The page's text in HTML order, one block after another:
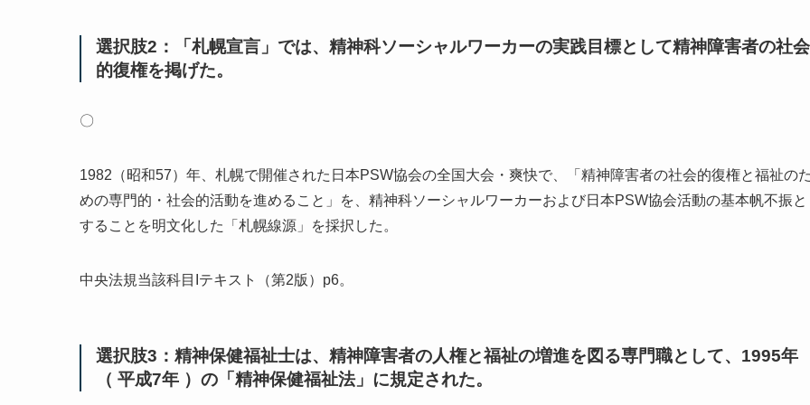
選択肢2：「札幌宣言」では、精神科ソーシャルワーカーの実践目標として精神障害者の社会
的復権を掲げた。
〇
1982（昭和57）年、札幌で開催された日本PSW協会の全国大会・爽快で、「精神障害者の社会的復権と福祉の
めの専門的・社会的活動を進めること」を、精神科ソーシャルワーカーおよび日本PSW協会活動の基本帆不振と
することを明文化した「札幌線源」を採択した。
中央法規当該科目Iテキスト（第2版）p6。
選択肢3：精神保健福祉士は、精神障害者の人権と福祉の増進を図る専門職として、1995年
（ 平成7年 ）の「精神保健福祉法」に規定された。